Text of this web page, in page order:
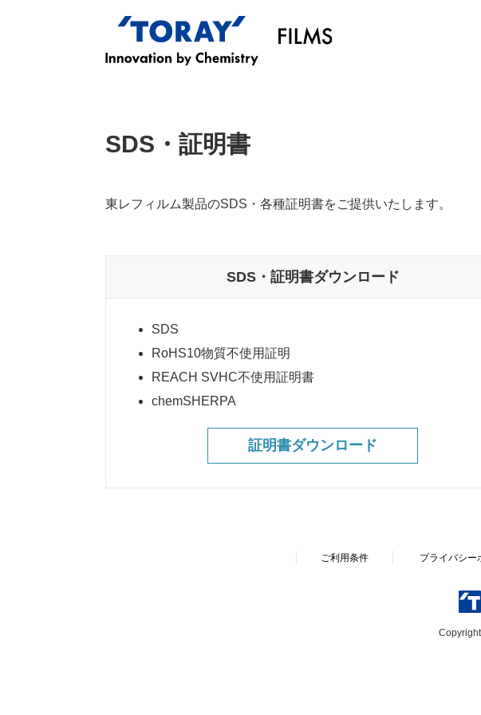
SDS・証明書
東レフィルム製品のSDS・各種証明書をご提供いたします。
SDS・証明書ダウンロード
SDS
RoHS10物質不使用証明
REACH SVHC不使用証明書
chemSHERPA
証明書ダウンロード
ご利用条件 プライバシー